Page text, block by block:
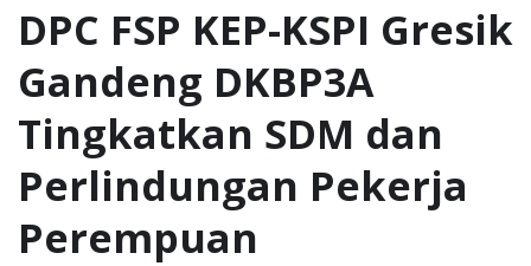
DPC FSP KEP-KSPI Gresik
Gandeng DKBP3A
Tingkatkan SDM dan
Perlindungan Pekerja
Perempuan